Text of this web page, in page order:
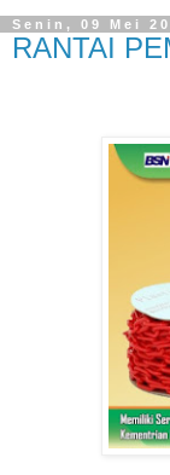
Senin, 09 Mei
RANTAI